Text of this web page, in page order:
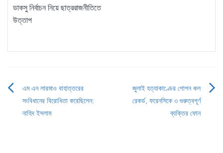
ডাকসু নির্বাচন নিয়ে ছাত্ররাজনীতিতে
উত্তাপ
Post
navigation
এম এন লারমাও বাহাত্তরের
সংবিধানের বিরোধিতা করেছিলেন:
নাহিদ ইসলাম
জুলাই হত্যাকাণ্ডের গোপন কল
রেকর্ড, ফরেনসিকে ৩ গুরুত্বপূর্ণ
ব্যক্তির ফোন